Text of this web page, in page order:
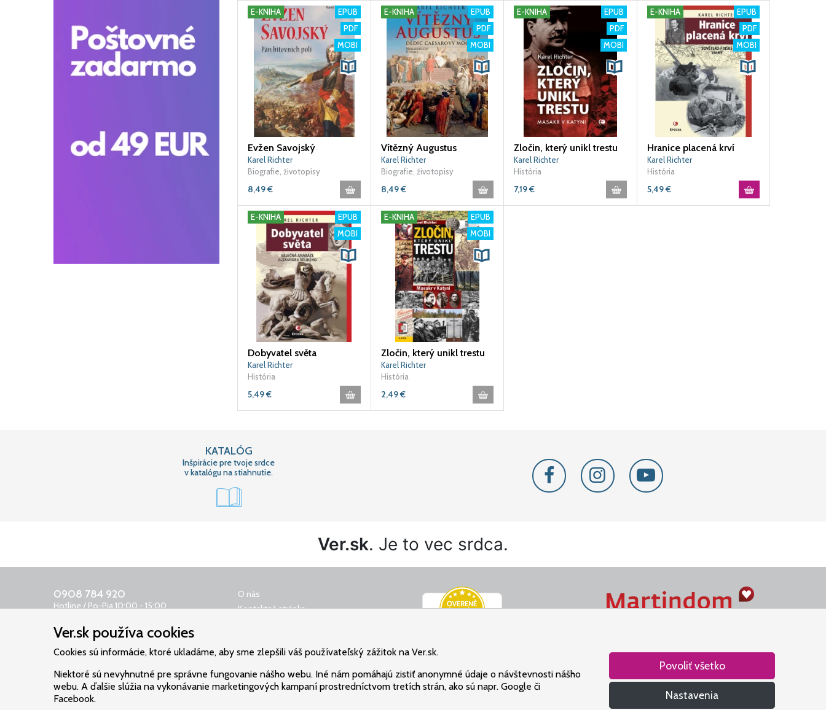
E-KNIHA
EPUB
PDF
MOBI
Evžen Savojský
Karel Richter
Biografie, životopisy
8,49€
E-KNIHA
EPUB
PDF
MOBI
Vítězný Augustus
Karel Richter
Biografie, životopisy
8,49€
E-KNIHA
EPUB
PDF
MOBI
Zločin, který unikl trestu
Karel Richter
História
7,19€
E-KNIHA
EPUB
PDF
MOBI
Hranice placená krví
Karel Richter
História
5,49€
E-KNIHA
EPUB
MOBI
Dobyvatel světa
Karel Richter
História
5,49€
E-KNIHA
EPUB
MOBI
Zločin, který unikl trestu
Karel Richter
História
2,49€
KATALÓG
Inšpirácie pre tvoje srdce
v katalógu na stiahnutie.
Ver.sk. Je to vec srdca.
0908 784 920
Hotline / Po-Pia 10:00 - 15:00
Odkazovač 24 h
objednavky@ver.sk
O nás
Kontaktná stránka
Ochrana osobných údajov
Poštovné
Cookies
ktoré pomáha nájsť vzťah s Bohom.
Ver.sk používa cookies
Cookies sú informácie, ktoré ukladáme, aby sme zlepšili váš používateľský zážitok na Ver.sk.
Niektoré sú nevyhnutné pre správne fungovanie nášho webu. Iné nám pomáhajú zistiť anonymné údaje o návštevnosti nášho
webu. A ďalšie slúžia na vykonávanie marketingových kampaní prostredníctvom tretích strán, ako sú napr. Google či
Facebook.
Povoliť všetko
Nastavenia